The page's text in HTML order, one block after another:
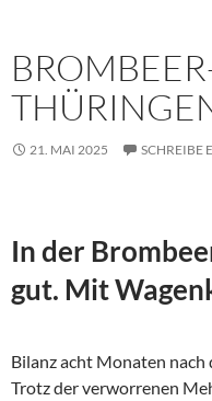
21. MAI 2025 SCHREIBE
In der
gut. Mit
Bilanz acht Monaten
Trotz der verworrenen